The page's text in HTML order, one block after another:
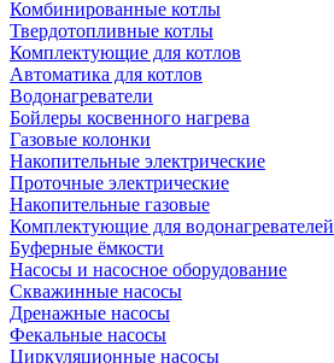
Комбинированные котлы
Твердотопливные котлы
Комплектующие для котлов
Автоматика для котлов
Водонагреватели
Бойлеры косвенного нагрева
Газовые колонки
Накопительные электрические
Проточные электрические
Накопительные газовые
Комплектующие для водонагревателей
Буферные ёмкости
Насосы и насосное оборудование
Скважинные насосы
Дренажные насосы
Фекальные насосы
Циркуляционные насосы